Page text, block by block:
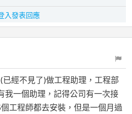
入發表回應
經不見了)做工程助理，工程部
我一個助理，記得公司有一次接
工程師都去安裝，但是一個月過